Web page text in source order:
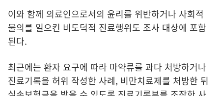
이와 함께 의료인으로서의 윤리를 위반하거나 사회적
물의를 일으킨 비도덕적 진료행위도 조사 대상에 포함
된다.
최근에는 환자 요구에 따라 마약류를 과다 처방하거나
진료기록을 허위 작성한 사례, 비만치료제를 처방한 뒤